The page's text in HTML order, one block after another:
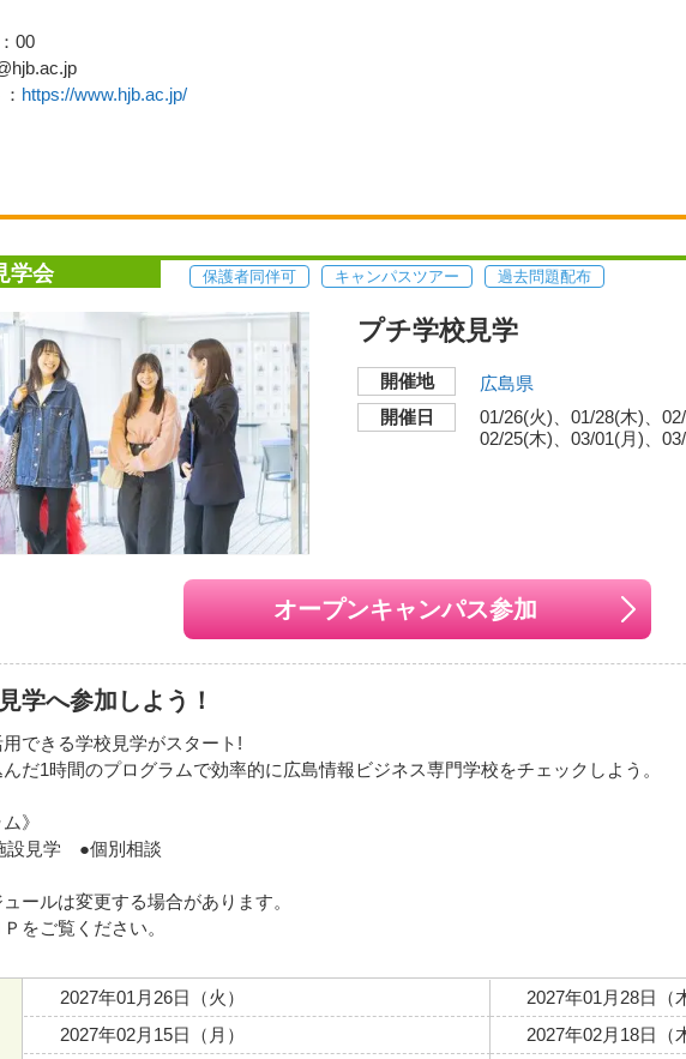
00
https://www.hjb.ac.jp/
学会 保護者同伴可 キャンパスツアー 過去問題配布
プチ学校見学
開催地
広島県
開催日
01/26(火) 01/28(木)
02/25(木)
03/01(月)
オープンキャンパス参加
学へ参加しよう！
できる学校見学がスタート!
だ1時間のプログラムで効率的に広島情報ビジネス専門学校をチェックしよう。
》
見学 ●個別相談
ールは変更する場合があります。
をご覧ください。
2027年01月26日（火）
2027年01月28日（
2027年02月15日（月）
2027年02月18日（